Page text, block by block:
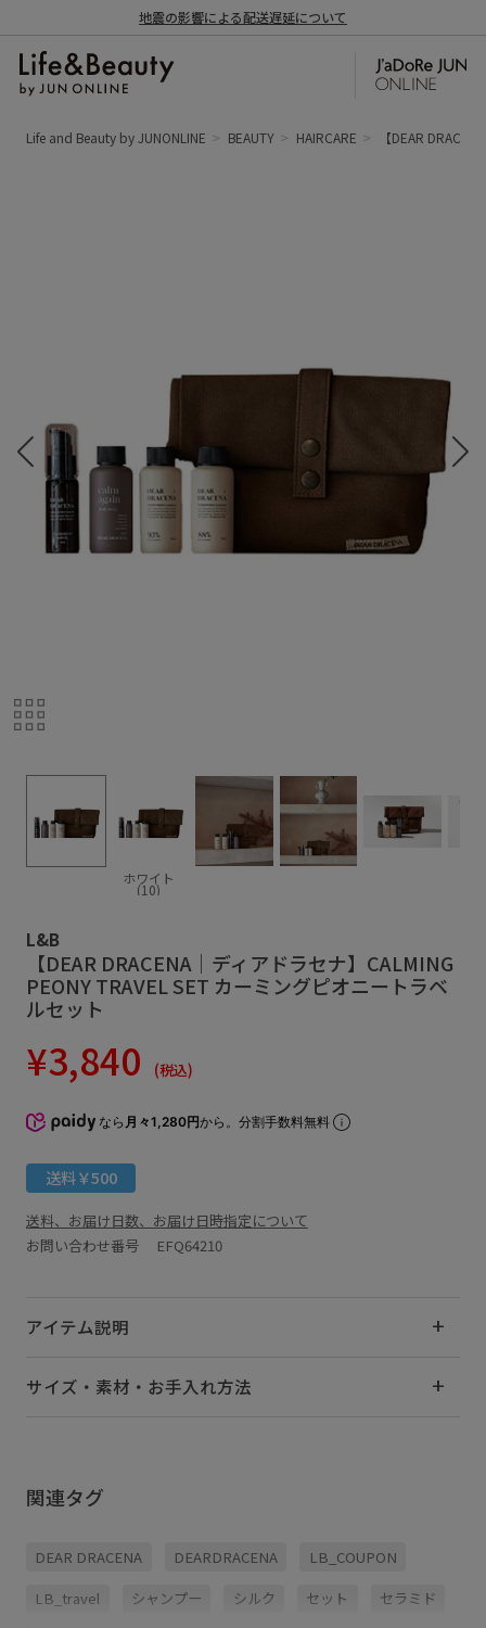
地震の影響による配送遅延について
Life and Beauty by JUNONLINE BEAUTY HAIRCARE 【DEAR
ホワイト
(10)
L&B
【DEAR DRACENA｜ディアドラセナ】CALMING
PEONY TRAVEL SET カーミングピオニートラベ
ルセット
¥3,840 (税込)
なら 月々1,280円から。分割手数料無料
送料￥500
送料、お届け日数、お届け日時指定について
お問い合わせ番号 EFQ64210
アイテム説明
サイズ・素材・お手入れ方法
関連タグ
DEAR DRACENA DEARDRACENA LB_COUPON
LB_travel シャンプー シルク セット セラミド